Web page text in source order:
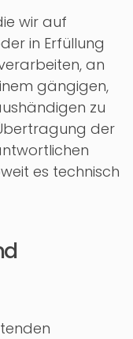
wir auf
in Erfüllung
an
gängigen,
zu
der
es technisch